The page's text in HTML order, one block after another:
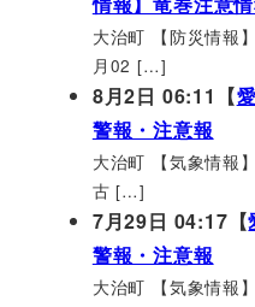
大治町 【防災情報
月02 […]
8月2日 06:11【
警報・注意報
大治町 【気象情報
古 […]
7月29日 04:17【
警報・注意報
大治町 【気象情報